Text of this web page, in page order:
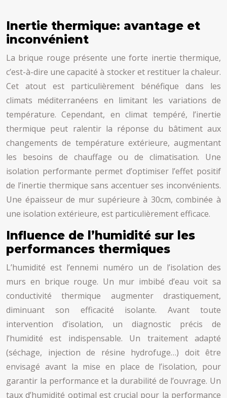
Inertie thermique: avantage et
inconvénient
La brique rouge présente une forte inertie thermique,
c’est-à-dire une capacité à stocker et restituer la chaleur.
Cet atout est particulièrement bénéfique dans les
climats méditerranéens en limitant les variations de
température. Cependant, en climat tempéré, l’inertie
thermique peut ralentir la réponse du bâtiment aux
changements de température extérieure, augmentant
les besoins de chauffage ou de climatisation. Une
isolation performante permet d’optimiser l’effet positif
de l’inertie thermique sans accentuer ses inconvénients.
Une épaisseur de mur supérieure à 30cm, combinée à
une isolation extérieure, est particulièrement efficace.
Influence de l’humidité sur les
performances thermiques
L’humidité est l’ennemi numéro un de l’isolation des
murs en brique rouge. Un mur imbibé d’eau voit sa
conductivité thermique augmenter drastiquement,
diminuant son efficacité isolante. Avant toute
intervention d’isolation, un diagnostic précis de
l’humidité est indispensable. Un traitement adapté
(séchage, injection de résine hydrofuge…) doit être
envisagé avant la mise en place de l’isolation, pour
garantir la performance et la durabilité de l’ouvrage. Un
taux d’humidité optimal est crucial pour la performance